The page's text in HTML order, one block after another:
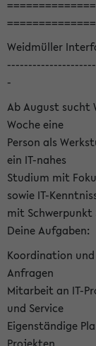
Weidmüller
-
Ab August sucht
Woche eine
Person als
ein IT-nahes
Studium mit
sowie IT-
mit Schwerpunkt
Deine Aufgaben:
Koordination
Anfragen
Mitarbeit an IT-
und Service
Eigenständige